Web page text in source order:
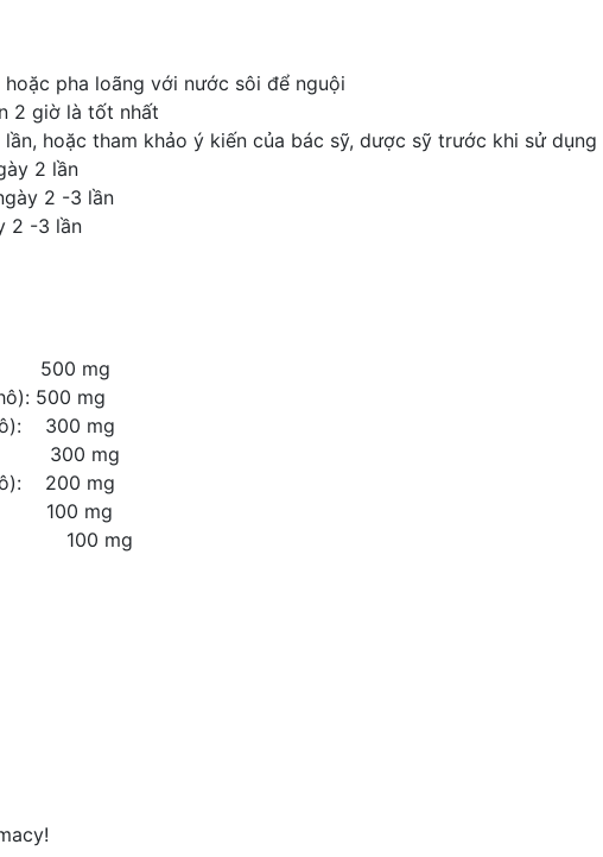
pha loãng với nước sôi để nguội
2 giờ là tốt nhất
hoặc tham khảo ý kiến của bác sỹ, dược sỹ trước khi sử dụng
2 lần
2 -3 lần
2 -3 lần
500 mg
500 mg
300 mg
300 mg
200 mg
100 mg
mg